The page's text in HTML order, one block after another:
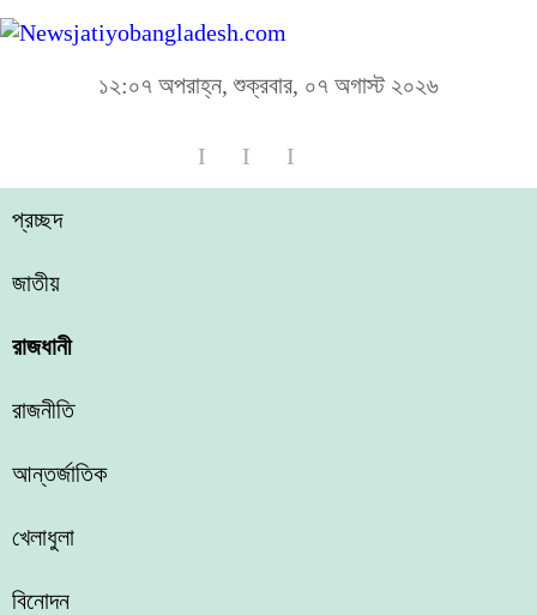
১২:০৭ অপরাহ্ন, শুক্রবার, ০৭ অগাস্ট ২০২৬
প্রচ্ছদ
জাতীয়
রাজধানী
রাজনীতি
আন্তর্জাতিক
খেলাধুলা
বিনোদন